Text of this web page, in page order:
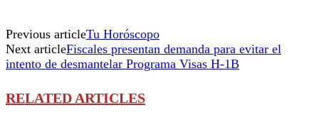
Previous articleTu Horóscopo
Next articleFiscales presentan demanda para evitar el
intento de desmantelar Programa Visas H-1B
RELATED ARTICLES